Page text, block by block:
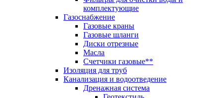
комплектующие
Газоснабжение
Газовые краны
Газовые шланги
Диски отрезные
Масла
Счетчики газовые**
Изоляция для труб
Канализация и водоотведение
Дренажная система